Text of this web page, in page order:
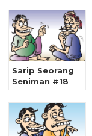
Sarip Seorang
Seniman #18